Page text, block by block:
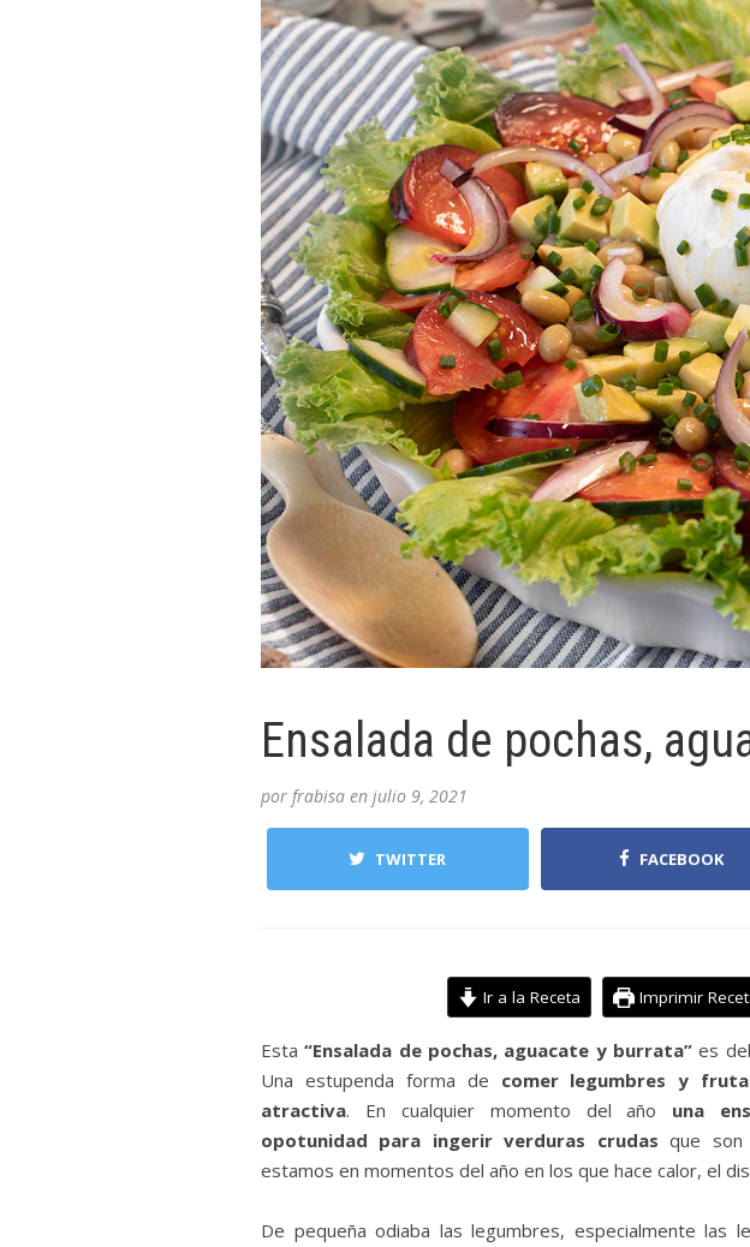
Ensalada de pochas,
por frabisa en julio 9, 2021
TWITTER FACEBOOK
Ir a la Receta Imprimir
Esta“Ensalada de pochas, aguacate y burrata”es
Una estupenda forma de comer legumbres y
atractiva. En cualquier momento del año una
opotunidad para ingerir verduras crudas que son
estamos en momentos del año en los que hace calor, el
De pequeña odiaba las legumbres, especialmente las